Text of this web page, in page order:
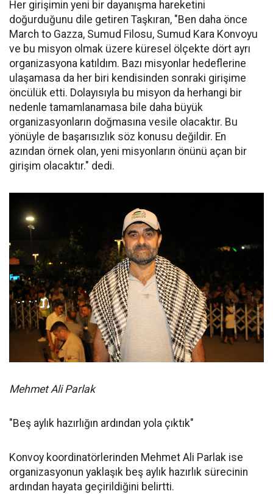
Her girişimin yeni bir dayanışma hareketini
doğurduğunu dile getiren Taşkıran, "Ben daha önce
March to Gazza, Sumud Filosu, Sumud Kara Konvoyu
ve bu misyon olmak üzere küresel ölçekte dört ayrı
organizasyona katıldım. Bazı misyonlar hedeflerine
ulaşamasa da her biri kendisinden sonraki girişime
öncülük etti. Dolayısıyla bu misyon da herhangi bir
nedenle tamamlanamasa bile daha büyük
organizasyonların doğmasına vesile olacaktır. Bu
yönüyle de başarısızlık söz konusu değildir. En
azından örnek olan, yeni misyonların önünü açan bir
girişim olacaktır." dedi.
Mehmet Ali Parlak
"Beş aylık hazırlığın ardından yola çıktık"
Konvoy koordinatörlerinden Mehmet Ali Parlak ise
organizasyonun yaklaşık beş aylık hazırlık sürecinin
ardından hayata geçirildiğini belirtti.